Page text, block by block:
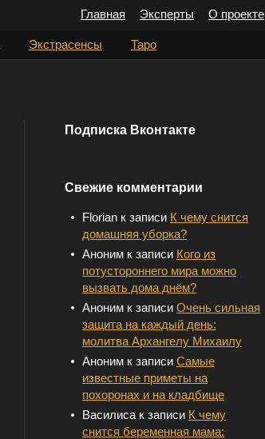
Главная Эксперты О проекте
Экстрасенсы Таро
Подписка Вконтакте
Свежие комментарии
Florian к записи К чему снится
домашняя уборка?
Аноним к записи Кого из
потустороннего мира можно
вызвать дома днём?
Аноним к записи Очень сильная
защита на каждый день:
молитва Архангелу Михаилу
Аноним к записи Самые
известные приметы на
похоронах и на кладбище
Василиса к записи К чему
снится беременная мама: